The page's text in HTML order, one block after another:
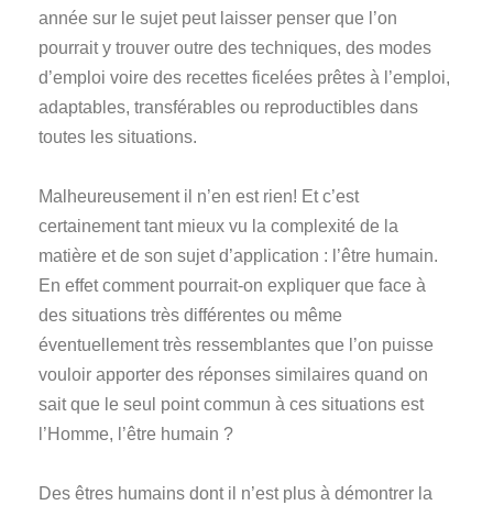
année sur le sujet peut laisser penser que l’on
pourrait y trouver outre des techniques, des modes
d’emploi voire des recettes ficelées prêtes à l’emploi,
adaptables, transférables ou reproductibles dans
toutes les situations.
Malheureusement il n’en est rien! Et c’est
certainement tant mieux vu la complexité de la
matière et de son sujet d’application : l’être humain.
En effet comment pourrait-on expliquer que face à
des situations très différentes ou même
éventuellement très ressemblantes que l’on puisse
vouloir apporter des réponses similaires quand on
sait que le seul point commun à ces situations est
l’Homme, l’être humain ?
Des êtres humains dont il n’est plus à démontrer la